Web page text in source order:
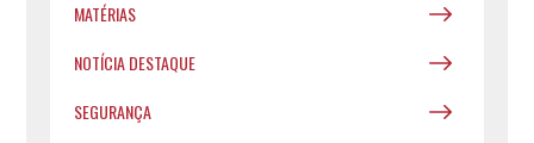
MATÉRIAS
NOTÍCIA DESTAQUE
SEGURANÇA